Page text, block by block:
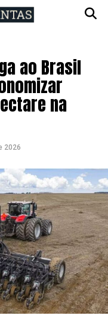
ao Brasil
na
2026